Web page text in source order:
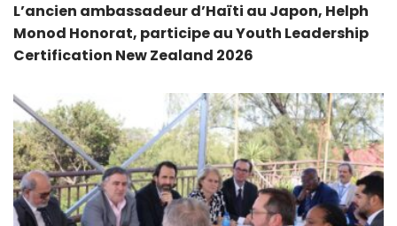
L’ancien ambassadeur d’Haïti au Japon, Helph
Monod Honorat, participe au Youth Leadership
Certification New Zealand 2026